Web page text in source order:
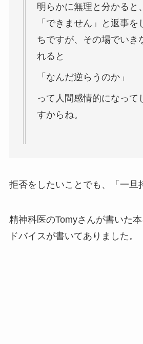
明らかに無理と分かると
「できません」と返事を
ちですが、その場でいき
れると
「なんだ逆らうのか」
って人間感情的になって
すからね。
拒否をしたいことでも、「一旦
精神科医のTomyさんが書いた
ドバイスが書いてありました。